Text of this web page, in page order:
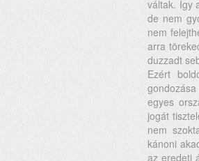
váltak. Így
de nem
nem
arra
duzzadt
Ezért
egyes
jogát
nem
kánoni
az eredeti